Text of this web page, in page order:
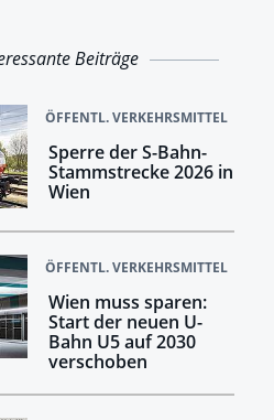
Beiträge
ÖFFENTL. VERKEHRSMITTEL
Sperre der S-Bahn-
Stammstrecke 2026 in
Wien
ÖFFENTL. VERKEHRSMITTEL
Wien muss sparen:
Start der neuen U-
Bahn U5 auf 2030
verschoben